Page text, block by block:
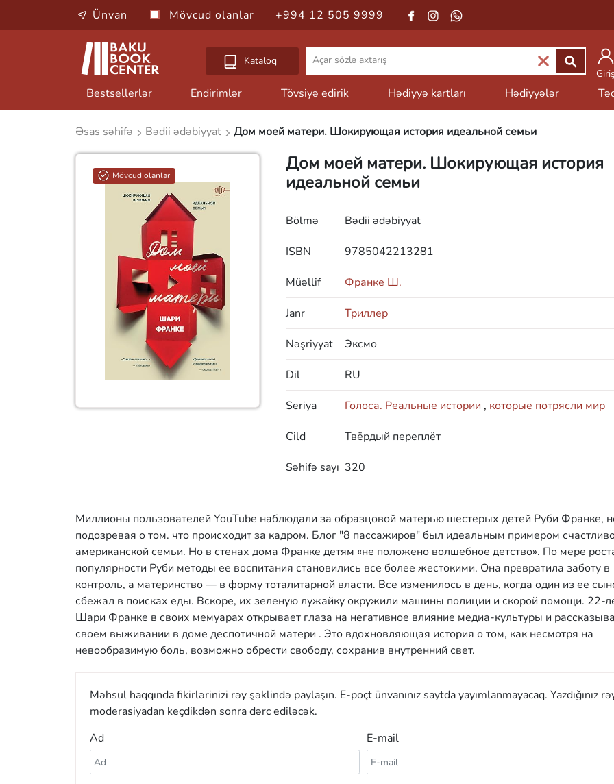
Ünvan Mövcud olanlar +994 12 505 9999
Kataloq
Giriş
Bestsellerlər Endirimlər Tövsiyə edirik Hədiyyə kartları Hədiyyələr
Əsas səhifə Bədii ədəbiyyat Дом моей матери. Шокирующая история идеальной семьи
Mövcud olanlar
Дом моей матери. Шокирующая история
идеальной семьи
Bölmə Bədii ədəbiyyat
ISBN 9785042213281
Müəllif Франке Ш.
Janr Триллер
Nəşriyyat Эксмо
Dil RU
Seriya Голоса. Реальные истории , которые потрясли мир
Cild Твёрдый переплёт
Səhifə sayı 320
Миллионы пользователей YouTube наблюдали за образцовой матерью шестерых детей Руби Франке,
подозревая о том. что происходит за кадром. Блог "8 пассажиров" был идеальным примером
американской семьи. Но в стенах дома Франке детям «не положено волшебное детство». По мере
популярности Руби методы ее воспитания становились все более жестокими. Она превратила заботу в
контроль, а материнство — в форму тоталитарной власти. Все изменилось в день, когда один из ее
сбежал в поисках еды. Вскоре, их зеленую лужайку окружили машины полиции и скорой помощи. 22-
Шари Франке в своих мемуарах открывает глаза на негативное влияние медиа-культуры и
своем выживании в доме деспотичной матери . Это вдохновляющая история о том, как несмотря на
невообразимую боль, возможно обрести свободу, сохранив внутренний свет.
Məhsul haqqında fikirlərinizi rəy şəklində paylaşın. E-poçt ünvanınız saytda yayımlanmayacaq. Yazdığınız
moderasiyadan keçdikdən sonra dərc ediləcək.
Ad
E-mail